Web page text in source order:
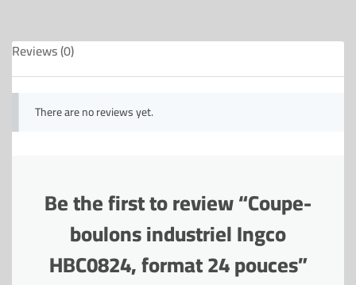
Reviews (0)
There are no reviews yet.
Be the first to review “Coupe-
boulons industriel Ingco
HBC0824, format 24 pouces”